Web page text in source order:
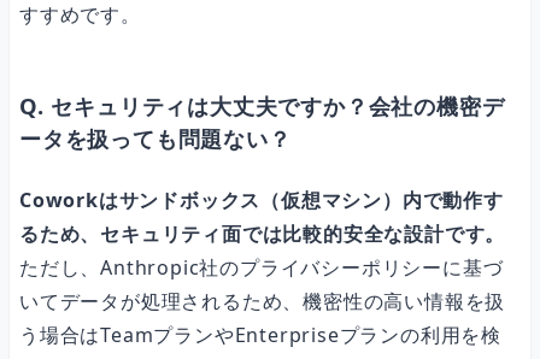
すすめです。
Q. セキュリティは大丈夫ですか？会社の機密デ
ータを扱っても問題ない？
Coworkはサンドボックス（仮想マシン）内で動作す
るため、セキュリティ面では比較的安全な設計です。
ただし、Anthropic社のプライバシーポリシーに基づ
いてデータが処理されるため、機密性の高い情報を扱
う場合はTeamプランやEnterpriseプランの利用を検